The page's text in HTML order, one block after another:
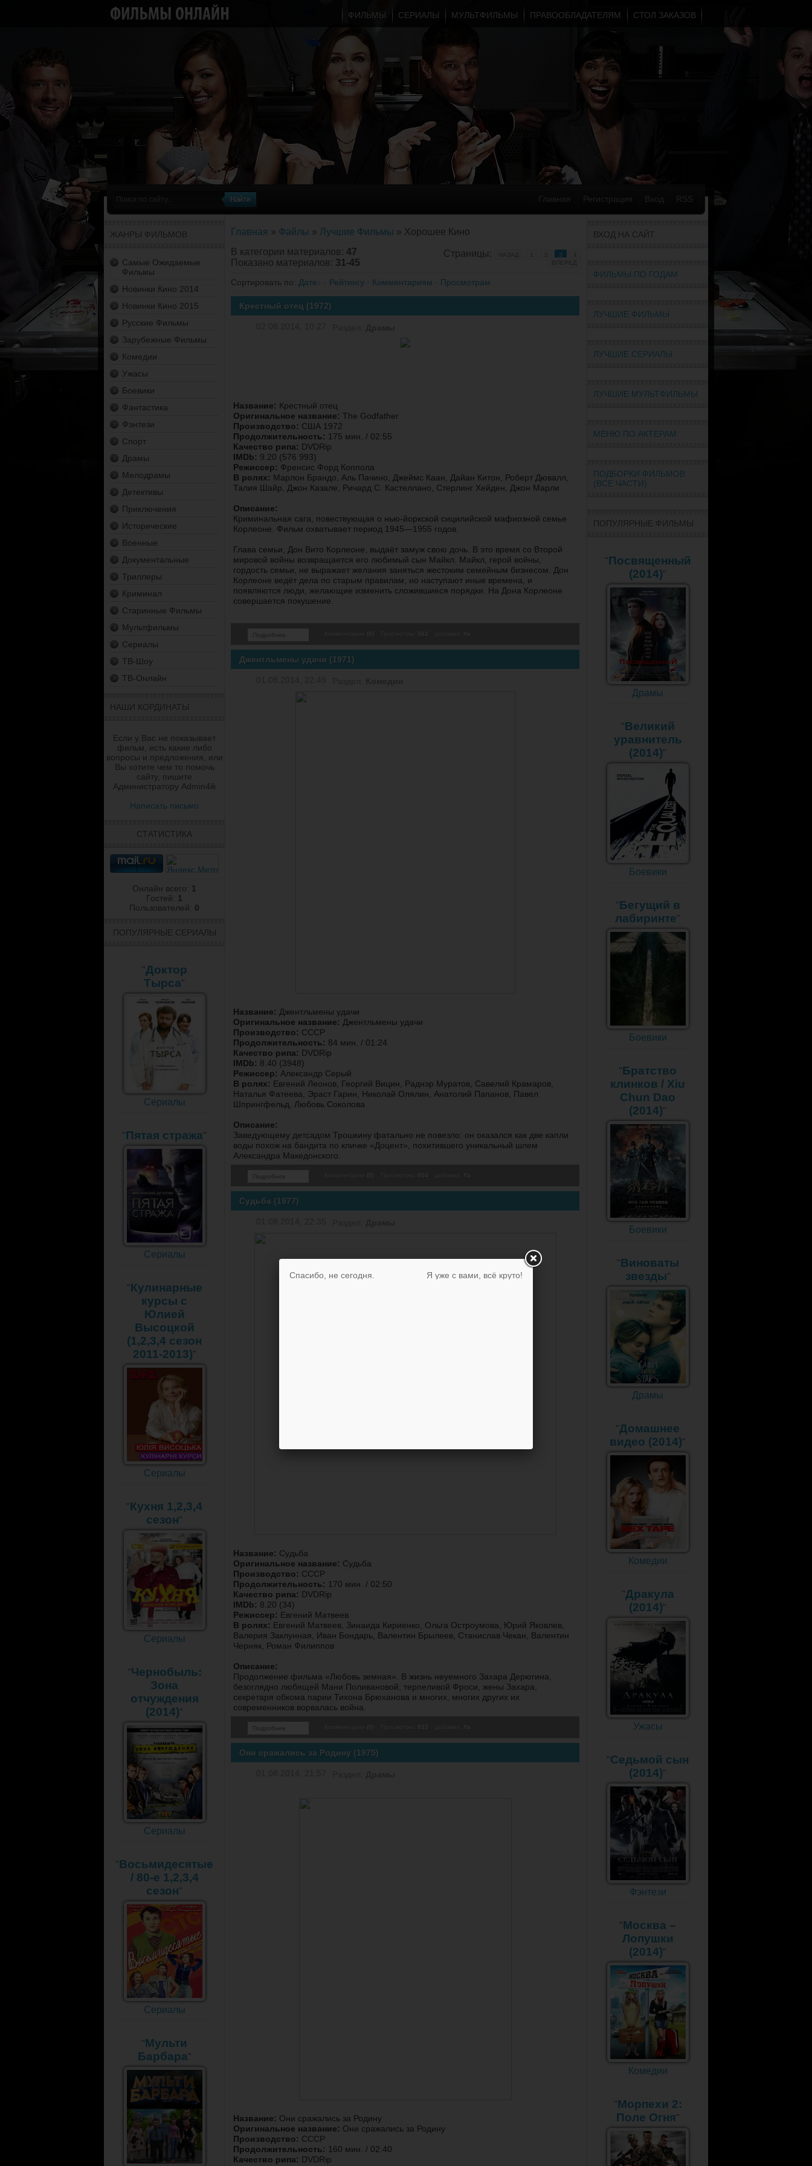
ФИЛЬМЫ СЕРИАЛЫ МУЛЬТФИЛЬМЫ ПРАВООБЛАДАТЕЛЯМ СТОЛ ЗАКАЗОВ
Главная Регистрация Вход RSS
ЖАНРЫ ФИЛЬМОВ
Самые Ожидаемые
Фильмы
Новинки Кино 2014
Новинки Кино 2015
Русские Фильмы
Зарубежные Фильмы
Комедии
Ужасы
Боевики
Фантастика
Фэнтези
Спорт
Драмы
Мелодрамы
Детективы
Приключения
Исторические
Военные
Документальные
Триллеры
Криминал
Старинные Фильмы
Мультфильмы
Сериалы
ТВ-Шоу
ТВ-Онлайн
НАШИ КОРДИНАТЫ
Если у Вас не показывает
фильм, есть какие либо
вопросы и предложения, или
Вы хотите чем то помочь
сайту, пишите
Администратору Admin4ik
Написать письмо
СТАТИСТИКА
Онлайн всего: 1
Гостей: 1
Пользователей: 0
ПОПУЛЯРНЫЕ СЕРИАЛЫ
"Доктор
Тырса"
Сериалы
"Пятая стража"
Сериалы
"Кулинарные
курсы с
Юлией
Высоцкой
(1,2,3,4 сезон
2011-2013)"
Сериалы
"Кухня 1,2,3,4
сезон"
Сериалы
"Чернобыль:
Зона
отчуждения
(2014)"
Сериалы
"Восьмидесятые
/ 80-е 1,2,3,4
сезон"
Сериалы
"Мульти
Барбара"
Главная » Файлы » Лучшие Фильмы » Хорошее Кино
В категории материалов: 47
Показано материалов: 31-45
Страницы : 3
Сортировать по Дате · Рейтингу · Комментариям · Просмотрам
Крестный отец (1972)
Название: Крестный отец
Оригинальное название: The Godfather
Производство: США 1972
Продолжительность: 175 мин. / 02:55
Качество рипа: DVDRip
IMDb: 9.20 (576 993)
Режиссер: Френсис Форд Коппола
В ролях: Марлон Брандо, Аль Пачино, Джеймс Каан, Дайан Китон, Роберт Дювалл,
Талия Шайр, Джон Казале, Ричард С. Кастеллано, Стерлинг Хейден, Джон Марли
Описание:
Криминальная сага, повествующая о нью-йоркской сицилийской мафиозной семье
Корлеоне. Фильм охватывает период 1945—1955 годов.
Глава семьи, Дон Вито Корлеоне, выдаёт замуж свою дочь. В это время со Второй
мировой войны возвращается его любимый сын Майкл. Майкл, герой войны,
гордость семьи, не выражает желания заняться жестоким семейным бизнесом. Дон
Корлеоне ведёт дела по старым правилам, но наступают иные времена, и
появляются люди, желающие изменить сложившиеся порядки. На Дона Корлеоне
совершается покушение.
Подробнее
Джентльмены удачи (1971)
Название: Джентльмены удачи
Оригинальное название: Джентльмены удачи
Производство: СССР
Продолжительность: 84 мин. / 01:24
Качество рипа: DVDRip
IMDb: 8.40 (3948)
Режиссер: Александр Серый
В ролях: Евгений Леонов, Георгий Вицин, Раднэр Муратов, Савелий Крамаров,
Наталья Фатеева, Эраст Гарин, Николай Олялин, Анатолий Папанов, Павел
Шпрингфельд, Любовь Соколова
Описание:
Заведующему детсадом Трошкину фатально не повезло: он оказался как две капли
воды похож на бандита по кличке «Доцент», похитившего уникальный шлем
Александра Македонского.
Подробнее
Судьба (1977)
Название: Судьба
Оригинальное название: Судьба
Производство: СССР
Продолжительность: 170 мин. / 02:50
Качество рипа: DVDRip
IMDb: 8.20 (34)
Режиссер: Евгений Матвеев
В ролях: Евгений Матвеев, Зинаида Кириенко, Ольга Остроумова, Юрий Яковлев,
Валерия Заклунная, Иван Бондарь, Валентин Брылеев, Станислав Чекан, Валентин
Черняк, Роман Филиппов
Описание:
Продолжение фильма «Любовь земная». В жизнь неуемного Захара Дерюгина,
безоглядно любящей Мани Поливановой, терпеливой Фроси, жены Захара,
секретаря обкома парии Тихона Брюханова и многих, многих других их
современников ворвалась война.
Подробнее
Они сражались за Родину (1975)
Название: Они сражались за Родину
Оригинальное название: Они сражались за Родину
Производство: СССР
Продолжительность: 160 мин. / 02:40
Качество рипа: DVDRip
ВХОД НА САЙТ
ФИЛЬМЫ ПО ГОДАМ
ЛУЧШИЕ ФИЛЬМЫ
ЛУЧШИЕ СЕРИАЛЫ
ЛУЧШИЕ МУЛЬТФИЛЬМЫ
МЕНЮ ПО АКТЕРАМ
ПОДБОРКИ ФИЛЬМОВ
(ВСЕ ЧАСТИ)
ПОПУЛЯРНЫЕ ФИЛЬМЫ
"Посвященный
(2014)"
Драмы
"Великий
уравнитель
(2014)"
Боевики
"Бегущий в
лабиринте"
Боевики
"Братство
клинков / Xiu
Chun Dao
(2014)"
Боевики
"Виноваты
звезды"
Драмы
"Домашнее
видео (2014)"
Комедии
"Дракула
(2014)"
Ужасы
"Седьмой сын
(2014)"
Фэнтези
"Москва –
Лопушки
(2014)"
Комедии
"Морпехи 2:
Поле Огня"
Спасибо, не сегодня. Я уже с вами, всё круто!